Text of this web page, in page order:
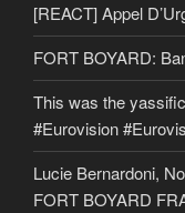
[REACT] Appel
FORT BOYARD:
This was the
#Eurovision
Lucie Bernardoni,
FORT BOYARD